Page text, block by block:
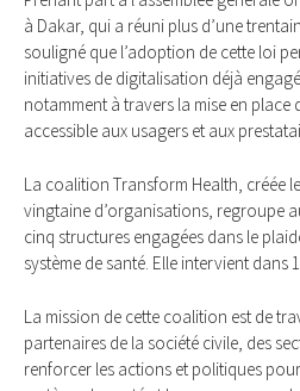
à Dakar, qui a réuni plus d’une
souligné que l’adoption de cette loi
initiatives de digitalisation déjà
notamment à travers la mise en place
accessible aux usagers et aux
La coalition Transform Health, créée
vingtaine d’organisations, regroupe
cinq structures engagées dans le
système de santé. Elle intervient dans
La mission de cette coalition est de
partenaires de la société civile, des
renforcer les actions et politiques